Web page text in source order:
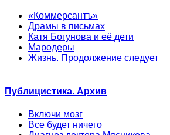
«Коммерсантъ»
Драмы в письмах
Катя Богунова и её дети
Мародеры
Жизнь. Продолжение следует
Публицистика. Архив
Включи мозг
Все будет ничего